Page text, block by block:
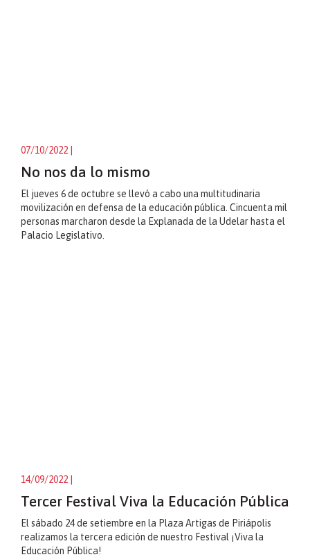
07/10/2022
No nos da lo mismo
El jueves 6 de octubre se llevó a cabo una multitudinaria
movilización en defensa de la educación pública. Cincuenta mil
personas marcharon desde la Explanada de la Udelar hasta el
Palacio Legislativo.
14/09/2022
Tercer Festival Viva la Educación Pública
El sábado 24 de setiembre en la Plaza Artigas de Piriápolis
realizamos la tercera edición de nuestro Festival ¡Viva la
Educación Pública!